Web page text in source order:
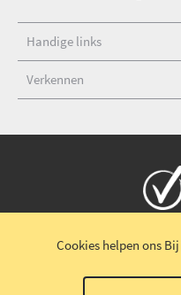
Handige links
Verkennen
Algemene
Cookies helpen ons